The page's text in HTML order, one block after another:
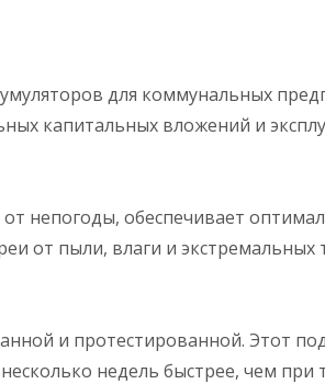
для коммунальных
капитальных вложений и
непогоды, обеспечивает
от пыли, влаги и экстремальных
и протестированной. Этот
недель быстрее, чем